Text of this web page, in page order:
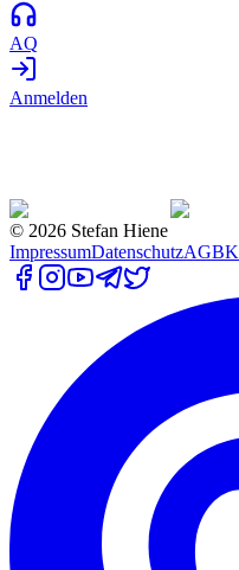
AQ
Anmelden
© 2026 Stefan Hiene
ImpressumDatenschutzAGB